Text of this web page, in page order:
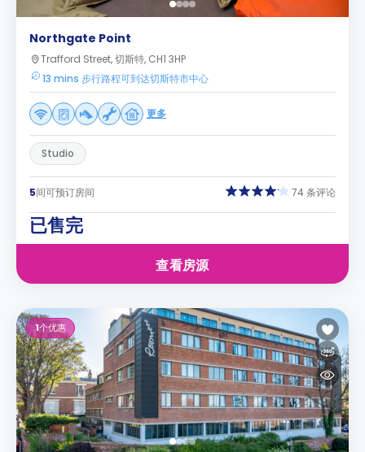
Northgate Point
Trafford Street, 切斯特, CH1 3HP
13 mins 步行路程可到达切斯特市中心
更多
Studio
5间可预订房间 74 条评论
已售完
查看房源
1个优惠